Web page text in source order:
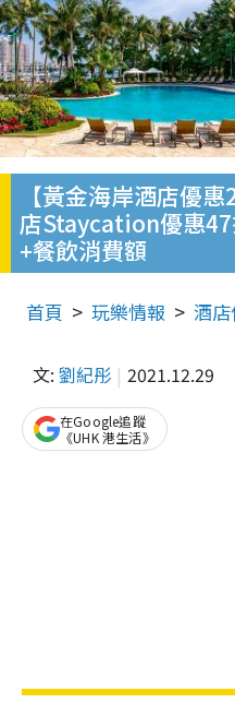
【黃金海岸酒店優
店Staycation優惠
+餐飲消費額
首頁 玩樂情報 酒
文: 劉紀彤 2021.12.29
在Google追蹤
《UHK 港生活》